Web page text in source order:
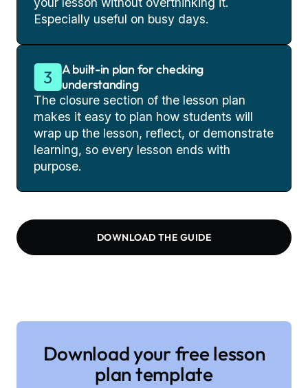
Especially useful on busy days.
A built-in plan for checking
understanding
The closure section of the lesson plan
makes it easy to plan how students will
wrap up the lesson, reflect, or demonstrate
learning, so every lesson ends with
purpose.
DOWNLOAD THE GUIDE
Download your free lesson
plan template